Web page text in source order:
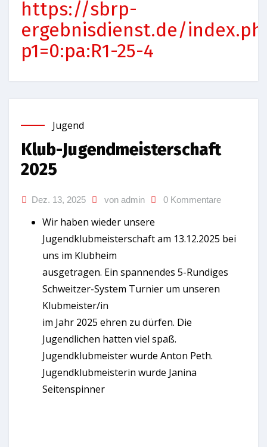
https://sbrp-
ergebnisdienst.de/
p1=0:pa:R1-25-4
Jugend
Klub-Jugendmeisterschaft
2025
Dez. 13, 2025 von admin 0 Kommentare
Wir haben wieder unsere
Jugendklubmeisterschaft am 13.12.2025 bei
uns im Klubheim
ausgetragen. Ein spannendes 5-Rundiges
Schweitzer-System Turnier um unseren
Klubmeister/in
im Jahr 2025 ehren zu dürfen. Die
Jugendlichen hatten viel spaß.
Jugendklubmeister wurde Anton Peth.
Jugendklubmeisterin wurde Janina
Seitenspinner